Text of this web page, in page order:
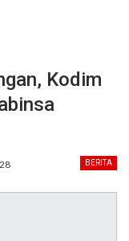
Kodim
BERITA